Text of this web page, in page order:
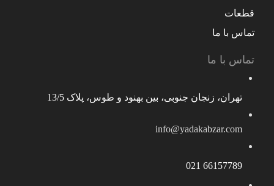
قطعات
تماس با ما
تماس با ما
تهران، زنجان جنوبی، بین بهنود و طوس، پلاک 13/5
info@yadakabzar.com
66157789 021